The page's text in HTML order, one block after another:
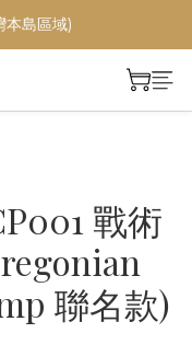
本島區域)
戰術
聯名款)